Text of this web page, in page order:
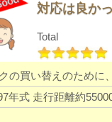
対応は良か
Total
の買い替えのために
年式 走行距離約